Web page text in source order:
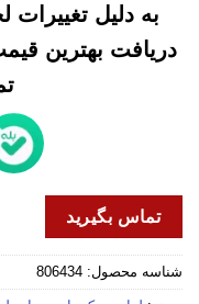
به دلیل
دریافت بهترین
تماس بگیرید
شناسه محصول: 806434